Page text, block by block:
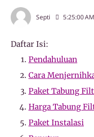
Septi 5:25:00 AM
Daftar Isi:
Pendahuluan
Cara
Paket Tabung
Harga Tabung
Paket Instalasi